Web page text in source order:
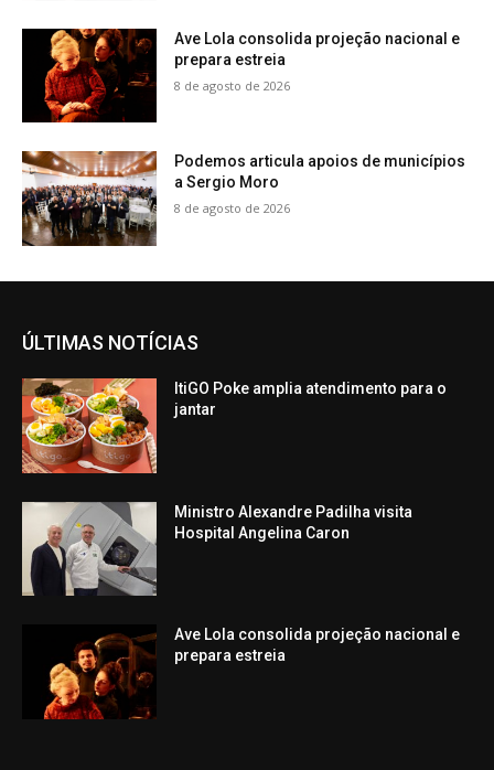
Ave Lola consolida projeção nacional e
prepara estreia
8 de agosto de 2026
Podemos articula apoios de municípios
a Sergio Moro
8 de agosto de 2026
ÚLTIMAS NOTÍCIAS
ItiGO Poke amplia atendimento para o
jantar
Ministro Alexandre Padilha visita
Hospital Angelina Caron
Ave Lola consolida projeção nacional e
prepara estreia